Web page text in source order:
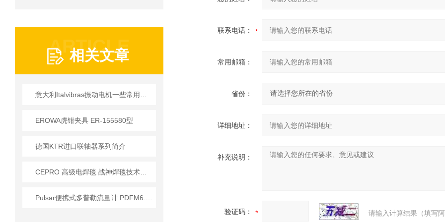
ARTICLE
相关文章
EROWA虎钳夹具 ER-155580型
德国KTR进口联轴器系列简介
联系电话：
常用邮箱：
省份：
详细地址：
补充说明：
验证码： 请输入计算结果（填写